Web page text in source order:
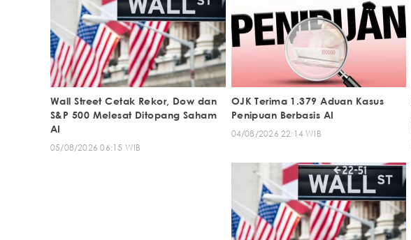
Wall Street Cetak Rekor, Dow dan
S&P 500 Melesat Ditopang Saham
AI
05/08/2026 06:15 WIB
OJK Terima 1.379 Aduan Kasus
Penipuan Berbasis AI
04/08/2026 22:14 WIB